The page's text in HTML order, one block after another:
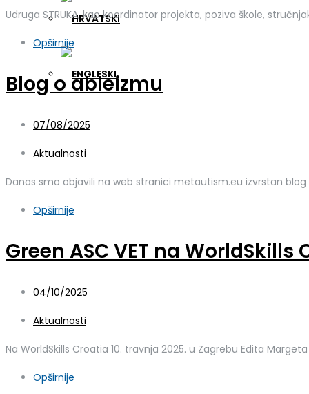
Udruga STRUKA, kao koordinator projekta, poziva škole,
Opširnije
Blog o ableizmu
07/08/2025
Aktualnosti
Danas smo objavili na web stranici metautism.eu izvrstan
Opširnije
Green ASC VET na WorldSkills
04/10/2025
Aktualnosti
Na WorldSkills Croatia 10. travnja 2025. u Zagrebu Edita
Opširnije